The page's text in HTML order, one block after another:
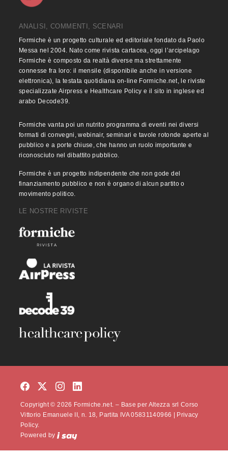
ANALISI, COMMENTI, SCENARI
Formiche è un progetto culturale ed editoriale fondato da Paolo
Messa nel 2004. Nato come rivista cartacea, oggi l’arcipelago
Formiche è composto da realtà diverse ma strettamente
connesse fra loro: il mensile (disponibile anche in versione
elettronica), la testata quotidiana on-line Formiche.net, le riviste
specializzate Airpress e Healthcare Policy e il sito in inglese ed
arabo Decode39.
Formiche vanta poi un nutrito programma di eventi nei diversi
formati di convegni, webinair, seminari e tavole rotonde aperte al
pubblico e a porte chiuse, che hanno un ruolo importante e
riconosciuto nel dibattito pubblico.
Formiche è un progetto indipendente che non gode del
finanziamento pubblico e non è organo di alcun partito o
movimento politico.
LE NOSTRE RIVISTE
Copyright © 2026 Formiche.net. – Base per Altezza srl Corso
Vittorio Emanuele II, n. 18, Partita IVA 05831140966 |
Privacy
Policy.
Powered by